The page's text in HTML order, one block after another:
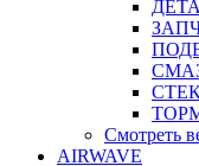
Смотреть
AIRWAVE